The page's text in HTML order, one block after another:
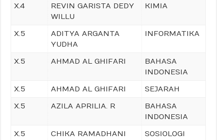
X.4
REVIN GARISTA DEDY
WILLU
KIMIA
X.5
ADITYA ARGANTA
YUDHA
INFORMATIKA
X.5 AHMAD AL GHIFARI
BAHASA
INDONESIA
X.5
AHMAD AL GHIFARI
SEJARAH
X.5
AZILA APRILIA. R
BAHASA
INDONESIA
X.5
CHIKA RAMADHANI
SOSIOLOGI